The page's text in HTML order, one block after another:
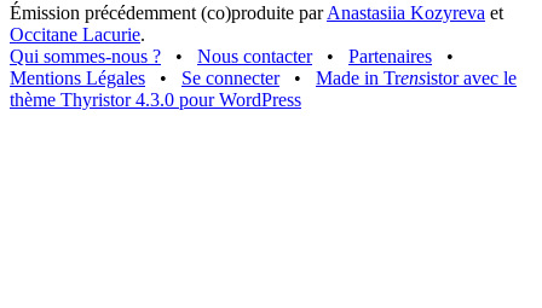
Émission précédemment (co)produite parAnastasiia Kozyreva et
Occitane Lacurie.
Qui sommes-nous ?
• Nous contacter • Partenaires
•
Mentions Légales
• Se connecter • Made in Trensistor avec le
thème Thyristor 4.3.0 pour WordPress